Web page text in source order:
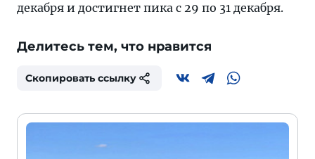
декабря и достигнет пика с 29 по 31 декабря.
Делитесь тем, что нравится
Скопировать ссылку